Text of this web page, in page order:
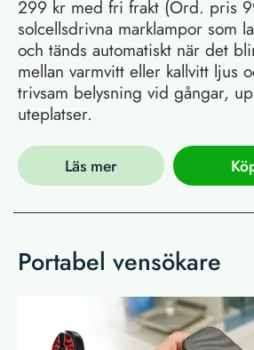
299 kr med fri frakt (Ord. pris
solcellsdrivna marklampor som
och tänds automatiskt när det
mellan varmvitt eller kallvitt ljus
trivsam belysning vid gångar,
uteplatser.
Läs mer
Portabel vensökare